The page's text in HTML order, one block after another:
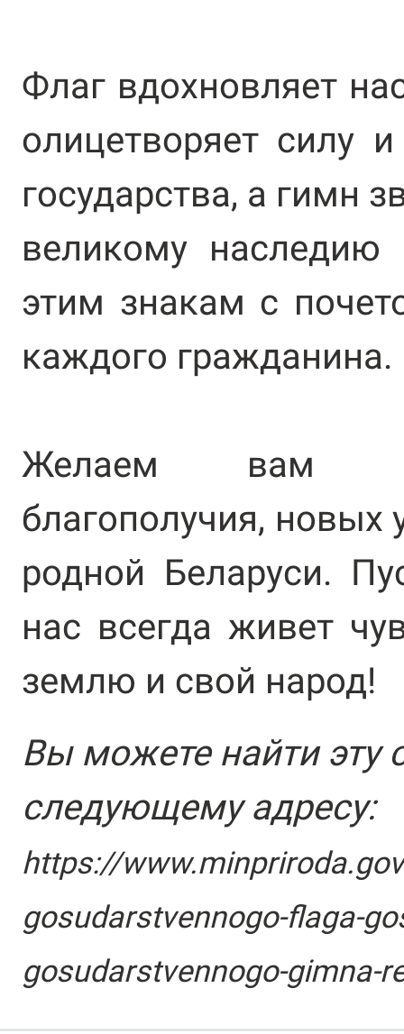
Флаг вдохновляет
олицетворяет силу
государства, а гимн
великому наследию
этим знакам с
каждого гражданина.
Желаем вам
благополучия, новых
родной Беларуси.
нас всегда живет
землю и свой народ!
Вы можете найти эту
следующему адресу:
https://
gosudarstvennogo-flaga-
gosudarstvennogo-gimna-